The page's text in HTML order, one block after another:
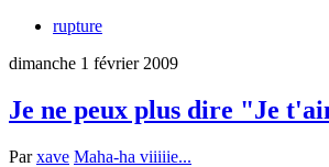
rupture
dimanche 1 février 2009
Je ne peux plus dire "Je
Parxave Maha-ha viiiiie...